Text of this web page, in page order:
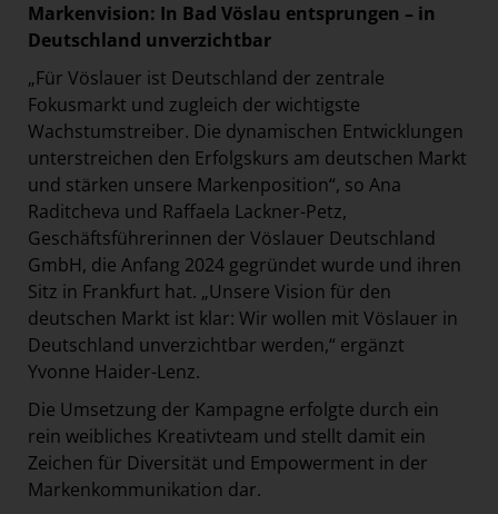
Markenvision: In Bad Vöslau entsprungen – in
Deutschland unverzichtbar
„Für Vöslauer ist Deutschland der zentrale
Fokusmarkt und zugleich der wichtigste
Wachstumstreiber. Die dynamischen Entwicklungen
unterstreichen den Erfolgskurs am deutschen Markt
und stärken unsere Markenposition“, so Ana
Raditcheva und Raffaela Lackner-Petz,
Geschäftsführerinnen der Vöslauer Deutschland
GmbH, die Anfang 2024 gegründet wurde und ihren
Sitz in Frankfurt hat. „Unsere Vision für den
deutschen Markt ist klar: Wir wollen mit Vöslauer in
Deutschland unverzichtbar werden,“ ergänzt
Yvonne Haider-Lenz.
Die Umsetzung der Kampagne erfolgte durch ein
rein weibliches Kreativteam und stellt damit ein
Zeichen für Diversität und Empowerment in der
Markenkommunikation dar.